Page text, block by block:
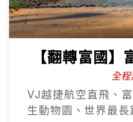
【翻轉富國
全
VJ越捷航空直飛、
生動物園、世界最